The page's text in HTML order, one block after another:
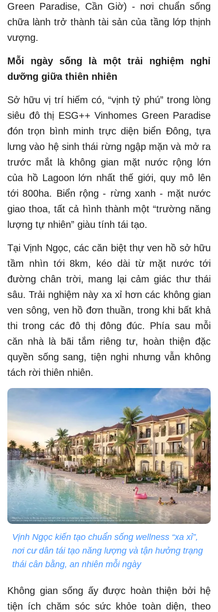
Green Paradise, Cần Giờ) - nơi chuẩn sống
chữa lành trở thành tài sản của tầng lớp thịnh
vượng.
Mỗi ngày sống là một trải nghiệm nghỉ
dưỡng giữa thiên nhiên
Sở hữu vị trí hiếm có, “vịnh tỷ phú” trong lòng
siêu đô thị ESG++ Vinhomes Green Paradise
đón trọn bình minh trực diện biển Đông, tựa
lưng vào hệ sinh thái rừng ngập mặn và mở ra
trước mắt là không gian mặt nước rộng lớn
của hồ Lagoon lớn nhất thế giới, quy mô lên
tới 800ha. Biển rộng - rừng xanh - mặt nước
giao thoa, tất cả hình thành một “trường năng
lượng tự nhiên” giàu tính tái tạo.
Tại Vịnh Ngọc, các căn biệt thự ven hồ sở hữu
tầm nhìn tới 8km, kéo dài từ mặt nước tới
đường chân trời, mang lại cảm giác thư thái
sâu. Trải nghiệm này xa xỉ hơn các không gian
ven sông, ven hồ đơn thuần, trong khi bất khả
thi trong các đô thị đông đúc. Phía sau mỗi
căn nhà là bãi tắm riêng tư, hoàn thiện đặc
quyền sống sang, tiện nghi nhưng vẫn không
tách rời thiên nhiên.
Vịnh Ngọc kiến tạo chuẩn sống wellness “xa xỉ”,
nơi cư dân tái tạo năng lượng và tận hưởng trạng
thái cân bằng, an nhiên mỗi ngày
Không gian sống ấy được hoàn thiện bởi hệ
tiện ích chăm sóc sức khỏe toàn diện, theo